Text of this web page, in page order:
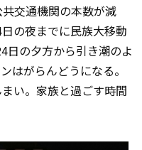
交通機関の本数が減
の夜までに民族大移動
日の夕方から引き潮のよ
はがらんどうになる。
い。家族と過ごす時間